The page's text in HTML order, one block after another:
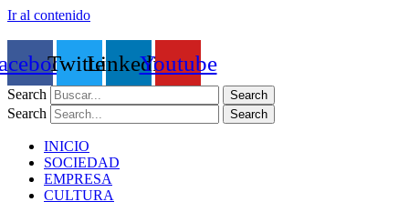
Ir al contenido
TwitterLinkedinYoutube
Search Search
Search Search
INICIO
SOCIEDAD
EMPRESA
CULTURA